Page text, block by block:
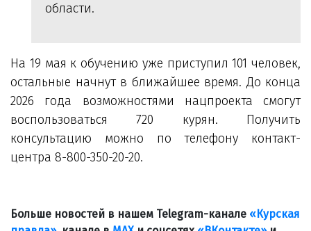
области.
На 19 мая к обучению уже приступил 101 человек,
остальные начнут в ближайшее время. До конца
2026 года возможностями нацпроекта смогут
воспользоваться 720 курян. Получить
консультацию можно по телефону контакт-
центра 8-800-350-20-20.
Больше новостей в нашем Telegram-канале «Курская